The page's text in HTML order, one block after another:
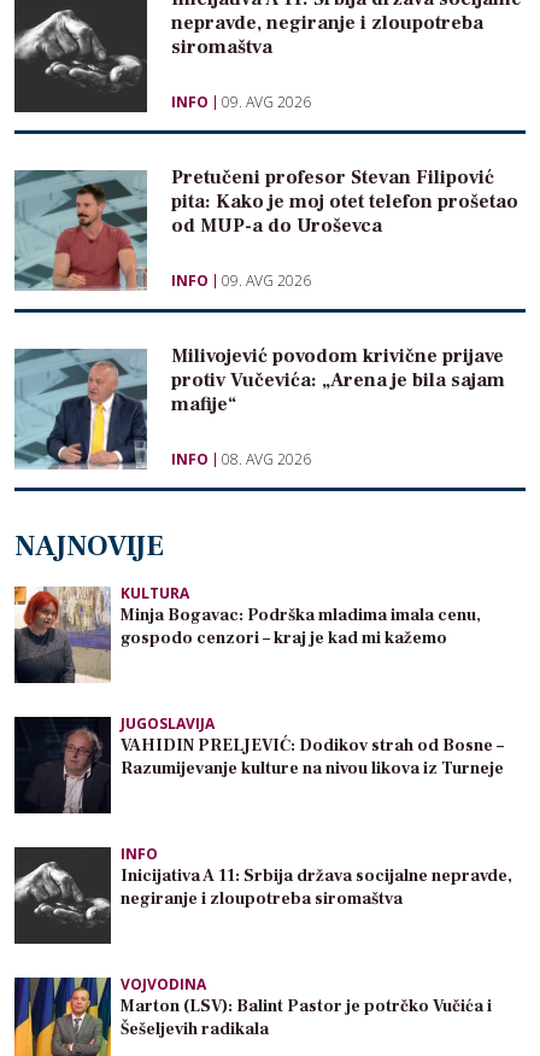
nepravde, negiranje i zloupotreba
siromaštva
INFO 09. AVG 2026
Pretučeni profesor Stevan Filipović
pita: Kako je moj otet telefon prošetao
od MUP-a do Uroševca
INFO 09. AVG 2026
Milivojević povodom krivične prijave
protiv Vučevića: „Arena je bila sajam
mafije“
INFO 08. AVG 2026
NAJNOVIJE
KULTURA
Minja Bogavac: Podrška mladima imala cenu,
gospodo cenzori – kraj je kad mi kažemo
JUGOSLAVIJA
VAHIDIN PRELJEVIĆ: Dodikov strah od Bosne –
Razumijevanje kulture na nivou likova iz Turneje
INFO
Inicijativa A 11: Srbija država socijalne nepravde,
negiranje i zloupotreba siromaštva
VOJVODINA
Marton (LSV): Balint Pastor je potrčko Vučića i
Šešeljevih radikala